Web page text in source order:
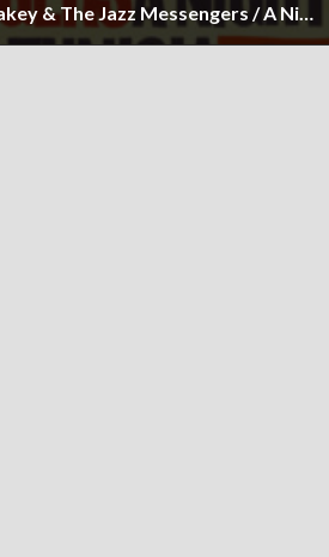
Art Blakey & The Jazz Messengers / A Night In Tunisia